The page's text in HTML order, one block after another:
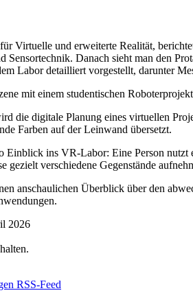
Virtuelle und erweiterte Realität,
Sensortechnik. Danach sieht man den
Labor detailliert vorgestellt, darunter
mit einem studentischen
die digitale Planung eines virtuellen
Farben auf der Leinwand übersetzt.
Einblick ins VR-Labor: Eine Person
gezielt verschiedene Gegenstände
anschaulichen Überblick über den
2026
RSS-Feed